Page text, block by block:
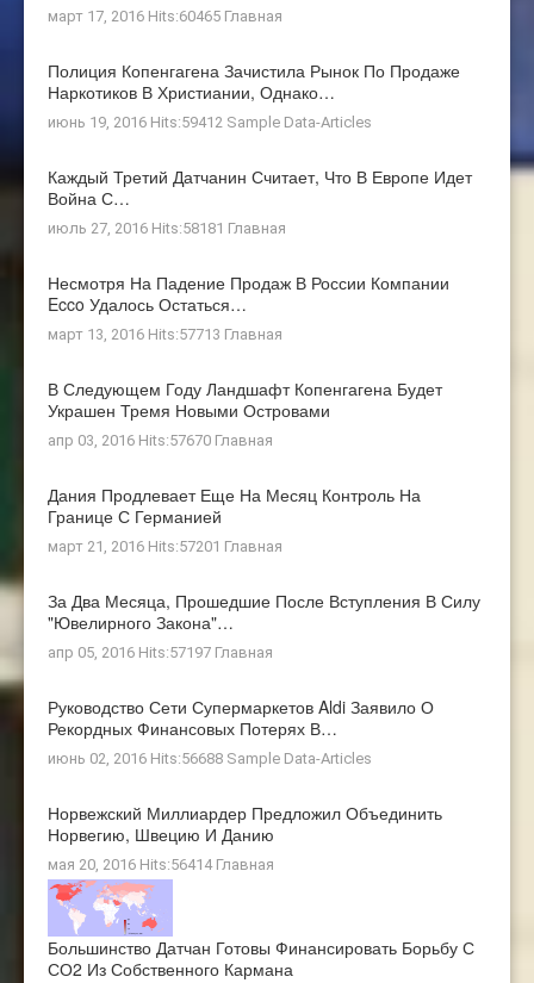
март 17, 2016 Hits:60465 Главная
Полиция Копенгагена Зачистила Рынок По Продаже
Наркотиков В Христиании, Однако…
июнь 19, 2016 Hits:59412 Sample Data-Articles
Каждый Третий Датчанин Считает, Что В Европе Идет
Война С…
июль 27, 2016 Hits:58181 Главная
Несмотря На Падение Продаж В России Компании
Ecco Удалось Остаться…
март 13, 2016 Hits:57713 Главная
В Следующем Году Ландшафт Копенгагена Будет
Украшен Тремя Новыми Островами
апр 03, 2016 Hits:57670 Главная
Дания Продлевает Еще На Месяц Контроль На
Границе С Германией
март 21, 2016 Hits:57201 Главная
За Два Месяца, Прошедшие После Вступления В Силу
"ювелирного Закона"…
апр 05, 2016 Hits:57197 Главная
Руководство Сети Супермаркетов Aldi Заявило О
Рекордных Финансовых Потерях В…
июнь 02, 2016 Hits:56688 Sample Data-Articles
Норвежский Миллиардер Предложил Объединить
Норвегию, Швецию И Данию
мая 20, 2016 Hits:56414 Главная
Большинство Датчан Готовы Финансировать Борьбу С
СО2 Из Собственного Кармана